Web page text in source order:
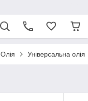
Олія Універсальна олія